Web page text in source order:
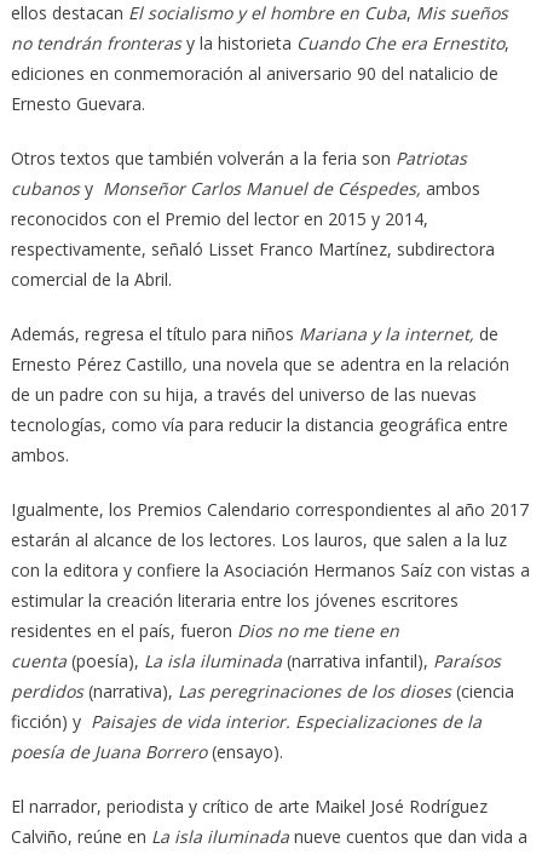
ellos destacan El socialismo y el hombre en Cuba, Mis sueños
no tendrán fronterasy la historieta Cuando Che era Ernestito,
ediciones en conmemoración al aniversario 90 del natalicio de
Ernesto Guevara.
Otros textos que también volverán a la feria son Patriotas
cubanosy Monseñor Carlos Manuel de Céspedes, ambos
reconocidos con el Premio del lector en 2015 y 2014,
respectivamente, señaló Lisset Franco Martínez, subdirectora
comercial de la Abril.
Además, regresa el título para niños Mariana y la internet, de
Ernesto Pérez Castillo, una novela que se adentra en la relación
de un padre con su hija, a través del universo de las nuevas
tecnologías, como vía para reducir la distancia geográfica entre
ambos.
Igualmente, los Premios Calendario correspondientes al año 2017
estarán al alcance de los lectores. Los lauros, que salen a la luz
con la editora y confiere la Asociación Hermanos Saíz con vistas a
estimular la creación literaria entre los jóvenes escritores
residentes en el país, fueron Dios no me tiene en
cuenta(poesía), La isla iluminada (narrativa infantil), Paraísos
perdidos(narrativa), Las peregrinaciones de los dioses(ciencia
ficción) y Paisajes de vida interior. Especializaciones de la
poesía de Juana Borrero(ensayo).
El narrador, periodista y crítico de arte Maikel José Rodríguez
Calviño, reúne en La isla iluminadanueve cuentos que dan vida a